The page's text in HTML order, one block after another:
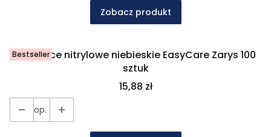
Zobacz produkt
Bestseller
Rękawice nitrylowe niebieskie EasyCare Zarys 100
sztuk
Cena
15,88 zł
op.